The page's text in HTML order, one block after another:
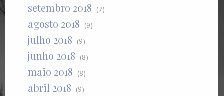
setembro 2018 (7)
agosto 2018 (9)
julho 2018 (9)
junho 2018 (8)
maio 2018 (8)
abril 2018 (9)